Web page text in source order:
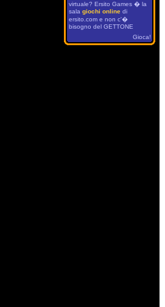
virtuale? Ersito Games � la
sala giochi onlinedi
ersito.com e non c'�
bisogno del GETTONE
Gioca!